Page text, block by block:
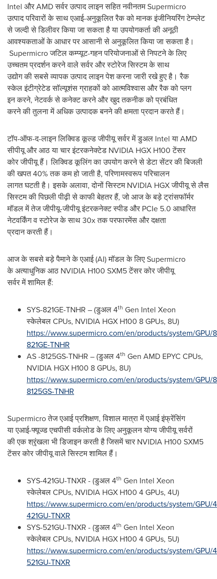
Intel और AMD सर्वर उत्पाद लाइन सहित नवीनतम Supermicro
उत्पाद परिवारों के साथ एआई-अनुकूलित रैक को मानक इंजीनियरिंग टेम्प्लेट
से जल्दी से डिलीवर किया जा सकता है या उपयोगकर्ता की अनूठी
आवश्यकताओं के आधार पर आसानी से अनुकूलित किया जा सकता है।
Supermicro जटिल कम्प्यूट-गहन परियोजनाओं से निपटने के लिए
उच्चतम प्रदर्शन करने वाले सर्वर और स्टोरेज सिस्टम के साथ
उद्योग की सबसे व्यापक उत्पाद लाइन पेश करना जारी रखे हुए है। रैक
स्केल इंटीग्रेटेड सॉल्यूशंस ग्राहकों को आत्मविश्वास और रैक को प्लग
इन करने, नेटवर्क से कनेक्ट करने और खुद तकनीक को प्रबंधित
करने की तुलना में अधिक उत्पादक बनने की क्षमता प्रदान करते हैं।
टॉप-ऑफ-द-लाइन लिक्विड कूल्ड जीपीयू सर्वर में डुअल Intel या AMD
सीपीयू और आठ या चार इंटरकनेक्टेड NVIDIA HGX H100 टेंसर
कोर जीपीयू हैं। लिक्विड कूलिंग का उपयोग करने से डेटा सेंटर की बिजली
की खपत 40% तक कम हो जाती है, परिणामस्वरूप परिचालन
लागत घटती है। इसके अलावा, दोनों सिस्‍टम NVIDIA HGX जीपीयू से लैस
सिस्टम की पिछली पीढ़ी से काफी बेहतर हैं, जो आज के बड़े ट्रांसफॉर्मर
मॉडल में तेज जीपीयू-जीपीयू इंटरकनेक्ट स्पीड और PCIe 5.0 आधारित
नेटवर्किंग व स्टोरेज के साथ 30x तक परफारमेंस और दक्षता
प्रदान करती हैं।
आज के सबसे बड़े पैमाने के एआई (AI) मॉडल के लिए Supermicro
के अत्याधुनिक आठ NVIDIA H100 SXM5 टेंसर कोर जीपीयू
सर्वर में शामिल हैं:
SYS-821GE-TNHR – (डुअल 4th Gen Intel Xeon
स्‍केलेबल CPUs, NVIDIA HGX H100 8 GPUs, 8U)
https://www.supermicro.com/en/products/system/GPU/
821GE-TNHR
AS -8125GS-TNHR – (डुअल 4th Gen AMD EPYC CPUs,
NVIDIA HGX H100 8 GPUs, 8U)
https://www.supermicro.com/en/products/system/GPU/
8125GS-TNHR
Supermicro तेज एआई प्रशिक्षण, विशाल मात्रा में एआई इंफ्रेंसिंग
या एआई-फ्यूज्ड एचपीसी वर्कलोड के लिए अनुकूलन योग्य जीपीयू सर्वरों
की एक श्रृंखला भी डिजाइन करती है जिसमें चार NVIDIA H100 SXM5
टेंसर कोर जीपीयू वाले सिस्टम शाम‍िल हैं।
SYS-421GU-TNXR - (डुअल 4th Gen Intel Xeon
स्‍केलेबल CPUs, NVIDIA HGX H100 4 GPUs, 4U)
https://www.supermicro.com/en/products/system/GPU/
421GU-TNXR
SYS-521GU-TNXR - (डुअल 4th Gen Intel Xeon
स्‍केलेबल CPUs, NVIDIA HGX H100 4 GPUs, 5U)
https://www.supermicro.com/en/products/system/GPU/
521GU-TNXR